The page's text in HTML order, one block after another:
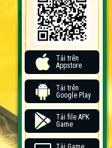
Tải trên
Appstore
Tải trên
Google Play
Tải file APK
Game